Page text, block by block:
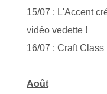
15/07 : L'Accent
vidéo vedette !
16/07 : Craft
Août